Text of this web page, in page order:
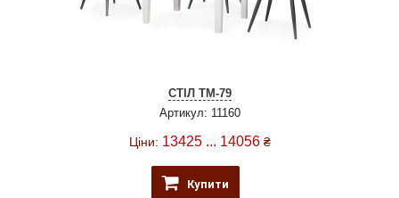
СТІЛ TM-79
Артикул: 11160
Ціни: 13425 ... 14056 ₴
Купити